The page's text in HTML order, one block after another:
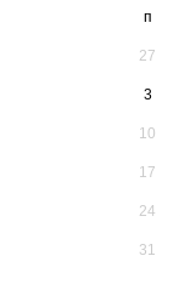
п
27
3
10
17
24
31